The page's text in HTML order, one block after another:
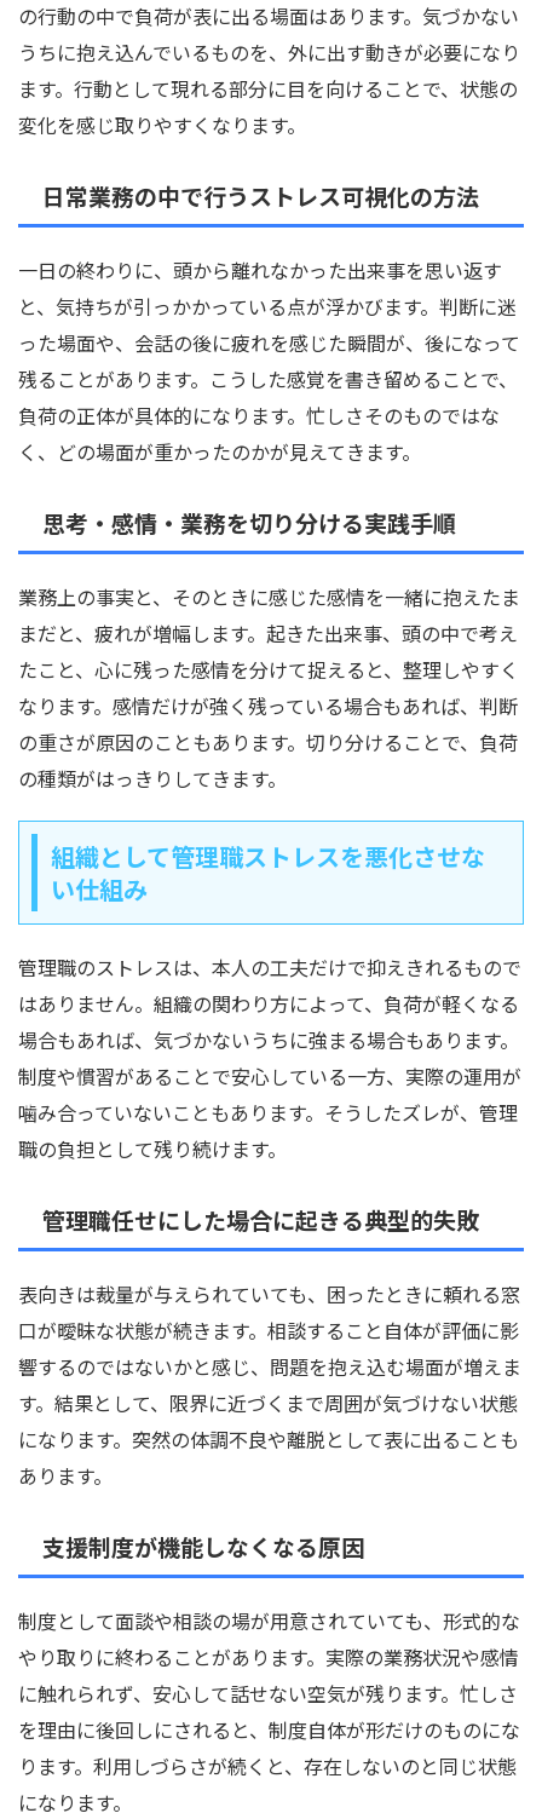
の行動の中で負荷が表に出る場面はあります。気づかない
うちに抱え込んでいるものを、外に出す動きが必要になり
ます。行動として現れる部分に目を向けることで、状態の
変化を感じ取りやすくなります。
日常業務の中で行うストレス可視化の方法
一日の終わりに、頭から離れなかった出来事を思い返す
と、気持ちが引っかかっている点が浮かびます。判断に迷
った場面や、会話の後に疲れを感じた瞬間が、後になって
残ることがあります。こうした感覚を書き留めることで、
負荷の正体が具体的になります。忙しさそのものではな
く、どの場面が重かったのかが見えてきます。
思考・感情・業務を切り分ける実践手順
業務上の事実と、そのときに感じた感情を一緒に抱えたま
まだと、疲れが増幅します。起きた出来事、頭の中で考え
たこと、心に残った感情を分けて捉えると、整理しやすく
なります。感情だけが強く残っている場合もあれば、判断
の重さが原因のこともあります。切り分けることで、負荷
の種類がはっきりしてきます。
組織として管理職ストレスを悪化させな
い仕組み
管理職のストレスは、本人の工夫だけで抑えきれるもので
はありません。組織の関わり方によって、負荷が軽くなる
場合もあれば、気づかないうちに強まる場合もあります。
制度や慣習があることで安心している一方、実際の運用が
噛み合っていないこともあります。そうしたズレが、管理
職の負担として残り続けます。
管理職任せにした場合に起きる典型的失敗
表向きは裁量が与えられていても、困ったときに頼れる窓
口が曖昧な状態が続きます。相談すること自体が評価に影
響するのではないかと感じ、問題を抱え込む場面が増えま
す。結果として、限界に近づくまで周囲が気づけない状態
になります。突然の体調不良や離脱として表に出ることも
あります。
支援制度が機能しなくなる原因
制度として面談や相談の場が用意されていても、形式的な
やり取りに終わることがあります。実際の業務状況や感情
に触れられず、安心して話せない空気が残ります。忙しさ
を理由に後回しにされると、制度自体が形だけのものにな
ります。利用しづらさが続くと、存在しないのと同じ状態
になります。